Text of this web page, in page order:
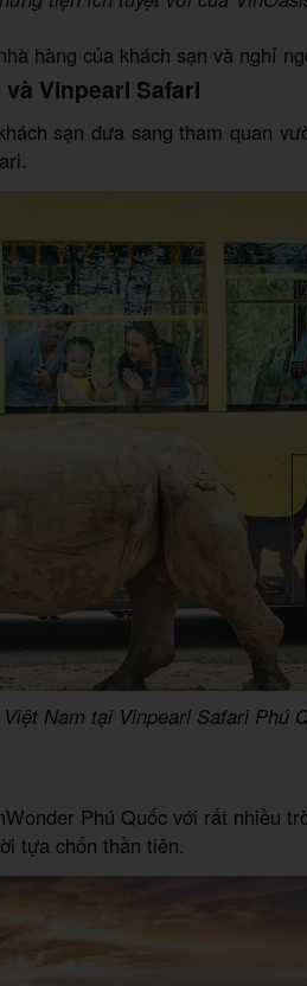
hàng của khách sạn và nghỉ
Vinpearl Safari
sạn đưa sang tham quan
Nam tại Vinpearl Safari Phú
Phú Quốc với rất nhiều
tựa chốn thần tiên.